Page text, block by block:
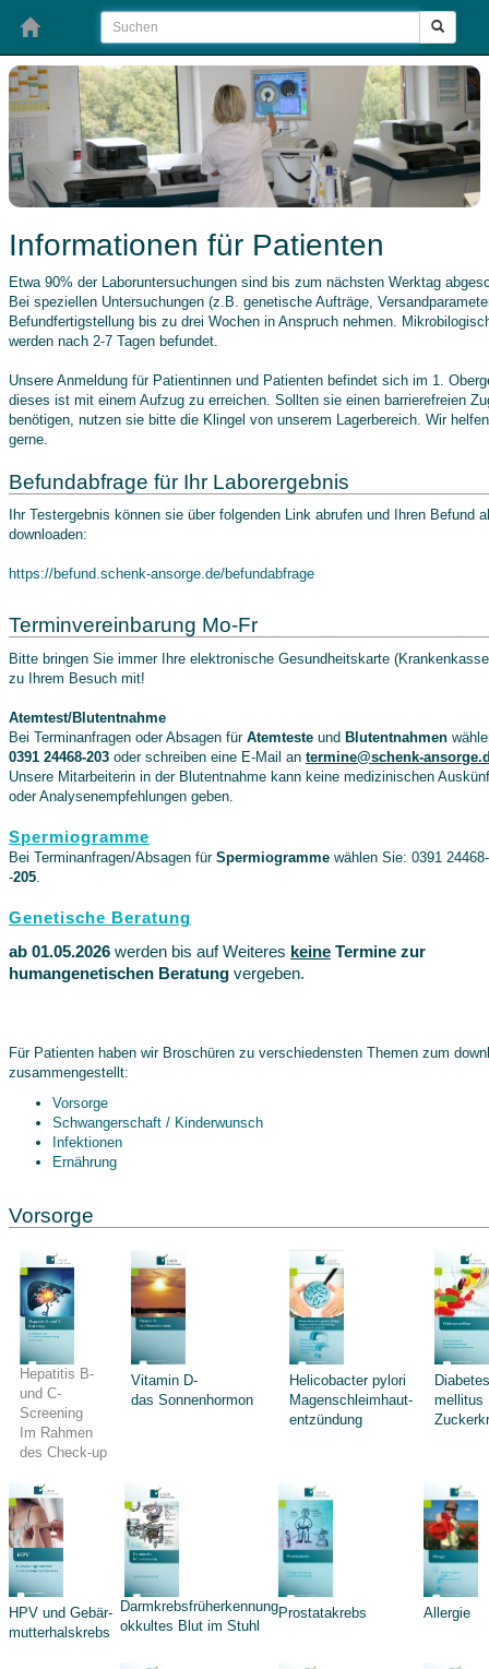
Informationen für Patienten
Etwa 90% der Laboruntersuchungen sind bis zum nächsten Werktag
Bei speziellen Untersuchungen (z.B. genetische Aufträge,
Befundfertigstellung bis zu drei Wochen in Anspruch nehmen.
werden nach 2-7 Tagen befundet.
Unsere Anmeldung für Patientinnen und Patienten befindet sich im 1.
dieses ist mit einem Aufzug zu erreichen. Sollten sie einen barrierefreien
benötigen, nutzen sie bitte die Klingel von unserem Lagerbereich. Wir
gerne.
Befundabfrage für Ihr Laborergebnis
Ihr Testergebnis können sie über folgenden Link abrufen und Ihren Befund
downloaden:
https://befund.schenk-ansorge.de/befundabfrage
Terminvereinbarung Mo-Fr
Bitte bringen Sie immer Ihre elektronische Gesundheitskarte
zu Ihrem Besuch mit!
Atemtest/Blutentnahme
Bei Terminanfragen oder Absagen für Atemteste und Blutentnahmen
0391 24468-203 oder schreiben eine E-Mail an termine@schenk-
Unsere Mitarbeiterin in der Blutentnahme kann keine medizinischen
oder Analysenempfehlungen geben.
Spermiogramme
Bei Terminanfragen/Absagen für Spermiogramme wählen Sie: 0391 24468-
-205
Genetische Beratung
ab 01.05.2026 werden bis auf Weiteres keine Termine zur
humangenetischen Beratung vergeben.
Für Patienten haben wir Broschüren zu verschiedensten Themen zum
zusammengestellt:
Vorsorge
Schwangerschaft / Kinderwunsch
Infektionen
Ernährung
Vorsorge
Hepatitis B-
und C-
Screening
Im Rahmen
des Check-up
Vitamin D-
das Sonnenhormon
Helicobacter pylori
Magenschleimhaut-
entzündung
Diabetes
mellitus
HPV und Gebär-
mutterhalskrebs
Darmkrebsfrüherkennung
okkultes Blut im Stuhl
Prostatakrebs Allergie